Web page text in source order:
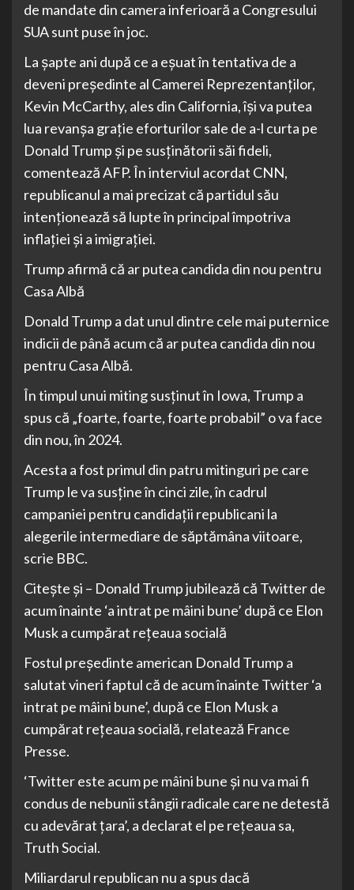
de mandate din camera inferioară a Congresului
SUA sunt puse în joc.
La şapte ani după ce a eşuat în tentativa de a
deveni preşedinte al Camerei Reprezentanţilor,
Kevin McCarthy, ales din California, îşi va putea
lua revanşa graţie eforturilor sale de a-l curta pe
Donald Trump şi pe susţinătorii săi fideli,
comentează AFP. În interviul acordat CNN,
republicanul a mai precizat că partidul său
intenţionează să lupte în principal împotriva
inflaţiei şi a imigraţiei.
Trump afirmă că ar putea candida din nou pentru
Casa Albă
Donald Trump a dat unul dintre cele mai puternice
indicii de până acum că ar putea candida din nou
pentru Casa Albă.
În timpul unui miting susţinut în Iowa, Trump a
spus că „foarte, foarte, foarte probabil” o va face
din nou, în 2024.
Acesta a fost primul din patru mitinguri pe care
Trump le va susţine în cinci zile, în cadrul
campaniei pentru candidaţii republicani la
alegerile intermediare de săptămâna viitoare,
scrie BBC.
Citește și – Donald Trump jubilează că Twitter de
acum înainte ‘a intrat pe mâini bune’ după ce Elon
Musk a cumpărat rețeaua socială
Fostul preşedinte american Donald Trump a
salutat vineri faptul că de acum înainte Twitter ‘a
intrat pe mâini bune’, după ce Elon Musk a
cumpărat reţeaua socială, relatează France
Presse.
‘Twitter este acum pe mâini bune şi nu va mai fi
condus de nebunii stângii radicale care ne detestă
cu adevărat ţara’, a declarat el pe reţeaua sa,
Truth Social.
Miliardarul republican nu a spus dacă